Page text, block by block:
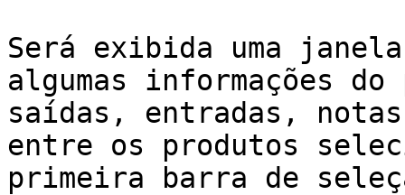
Será exibida uma
algumas informações
saídas, entradas,
entre os produtos
primeira barra de